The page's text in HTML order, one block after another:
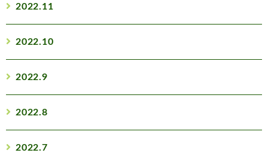
2022.11
2022.10
2022.9
2022.8
2022.7